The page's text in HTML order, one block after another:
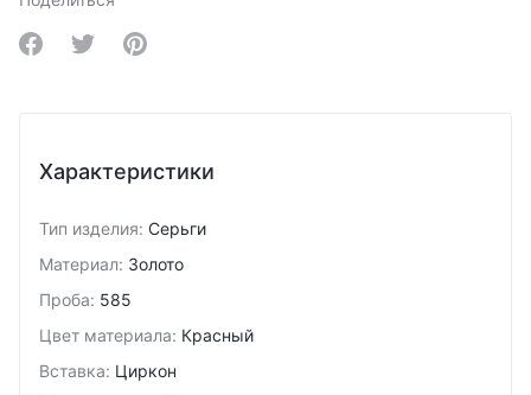
Share on Facebook
Share on Twitter
Share on Pinterest
Характеристики
Тип изделия: Серьги
Материал: Золото
Проба: 585
Цвет материала: Красный
Вставка: Циркон